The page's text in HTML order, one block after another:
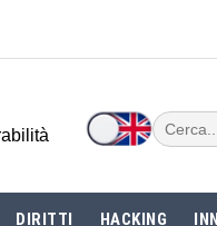
DIRITTI HACKING